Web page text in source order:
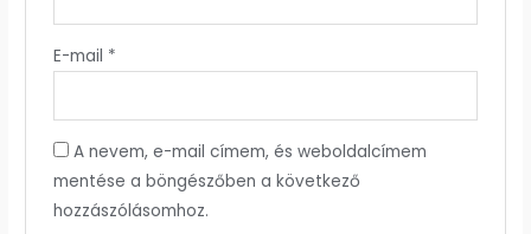
E-mail *
A nevem, e-mail címem, és weboldalcímem
mentése a böngészőben a következő
hozzászólásomhoz.